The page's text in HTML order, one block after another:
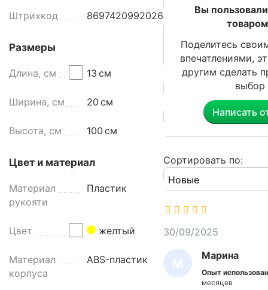
-
l
s
F
0
-
и
с
о
ь
з
Штрихкод 8697420992026
Размеры
Длина, см 13 см
Ширина, см 20 см
Высота, см 100 см
Цвет и материал
Материал
рукояти
Пластик
Цвет желтый
Материал
корпуса
ABS-пластик
Вы
Поделитесь
впечатлениями,
другим сделать
выбор
Написать
Сортировать по:
М
А
Марина
Опыт
месяцев
30/09/2025